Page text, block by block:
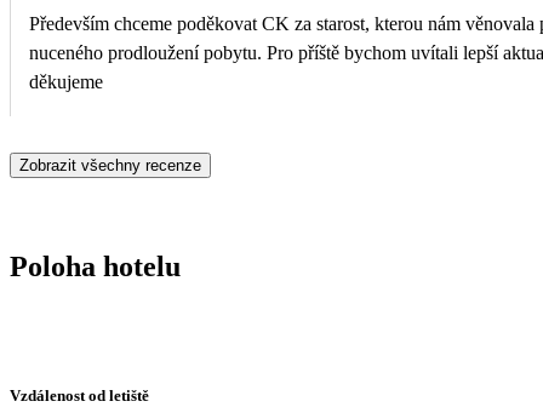
Především chceme poděkovat CK za starost, kterou nám
nuceného prodloužení pobytu. Pro příště bychom uvítali lepší aktualizaci informací v aplikaci Čekodu, z vláště v době mimořádných okolností, jako byla tato. Jinak ale
děkujeme
Zobrazit všechny recenze
Poloha hotelu
Vzdálenost od letiště